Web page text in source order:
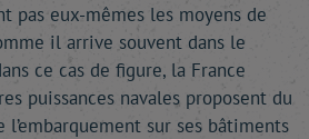
pas eux-mêmes les moyens de
il arrive souvent dans le
ce cas de figure, la France
puissances navales proposent du
l’embarquement sur ses bâtiments